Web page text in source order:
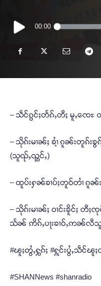
Audio
Player
00:00
– သဵင်ၵွင်ႈတႅၵ်ႇတီႈ မူႇၸေႊ
– သိုၵ်းမၢၼ်ႈ ၶၢႆ့ ၵူၼ်းတူၵ်း
(သူၺ်ႇၺွင်ႇ)
– ထူပ်းႁၼ်ၶၢပ်ႈတူဝ်တၢႆ ၵူၼ်း
– သိုၵ်းမၢၼ်ႈ ဝၢင်းၶိူင်ႈ တီႈ
သႅၼ် ဢိၵ်ႇပႃးၶၢဝ်ႇဢၼ်လီ
#ၽူႈတွႆႇႁွၵ်ႈ #ႁူင်းပွႆႇသဵင်ၽူႈ
#SHANNews #shanradio